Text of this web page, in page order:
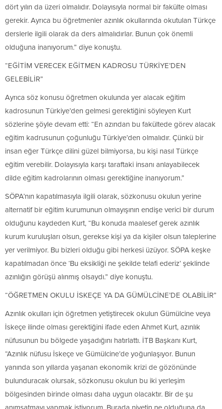
dört yılın da üzeri olmalıdır. Dolayısıyla normal bir fakülte olması
gerekir. Ayrıca bu öğretmenler azınlık okullarında okutulan Türkçe
derslerle ilgili olarak da ders almalıdırlar. Bunun çok önemli
olduğuna inanıyorum.” diye konuştu.
“EĞİTİM VERECEK EĞİTMEN KADROSU TÜRKİYE’DEN
GELEBİLİR”
Ayrıca söz konusu öğretmen okulunda yer alacak eğitim
kadrosunun Türkiye’den gelmesi gerektiğini söyleyen Kurt
sözlerine şöyle devam etti: “En azından bu fakültede görev alacak
eğitim kadrusunun çoğunluğu Türkiye’den olmalıdır. Çünkü bir
insan eğer Türkçe dilini güzel bilmiyorsa, bu kişi nasıl Türkçe
eğitim verebilir. Dolayısıyla karşı taraftaki insanı anlayabilecek
dilde eğitim kadrolarının olması gerektiğine inanıyorum.”
SÖPA’nın kapatılmasıyla ilgili olarak, sözkonusu okulun yerine
alternatif bir eğitim kurumunun olmayışının endişe verici bir durum
olduğunu kaydeden Kurt, “Bu konuda maalesef gerek azınlık
kurum kuruluşları olsun, gerekse kişi ya da kişiler olsun taleplerine
yer verilmiyor. Bu bizleri olduğu gibi herkesi üzüyor. SÖPA keşke
kapatılmadan önce ‘Bu eksikliği ne şekilde telafi ederiz’ şeklinde
azınlığın görüşü alınmış olsaydı.” diye konuştu.
“ÖĞRETMEN OKULU İSKEÇE YA DA GÜMÜLCİNE’DE OLABİLİR”
Azınlık okulları için öğretmen yetiştirecek okulun Gümülcine veya
İskeçe ilinde olması gerektiğini ifade eden Ahmet Kurt, azınlık
nüfusunun bu bölgede yaşadığını hatırlattı. İTB Başkanı Kurt,
“Azınlık nüfusu İskeçe ve Gümülcine’de yoğunlaşıyor. Bunun
yanında son yıllarda yaşanan ekonomik krizi de gözönünde
bulunduracak olursak, sözkonusu okulun bu iki yerleşim
bölgesinden birinde olması daha uygun olacaktır. Bir de şu